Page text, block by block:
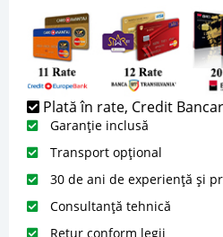
Plată în rate, Credit Bancar
Garanție inclusă
Transport opțional
30 de ani de experiență și
Consultanță tehnică
Retur conform legii